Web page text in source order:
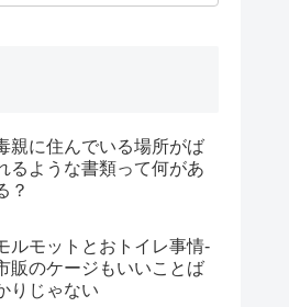
親に住んでいる場所がば
るような書類って何があ
？
ルモットとおトイレ事情-
販のケージもいいことば
りじゃない